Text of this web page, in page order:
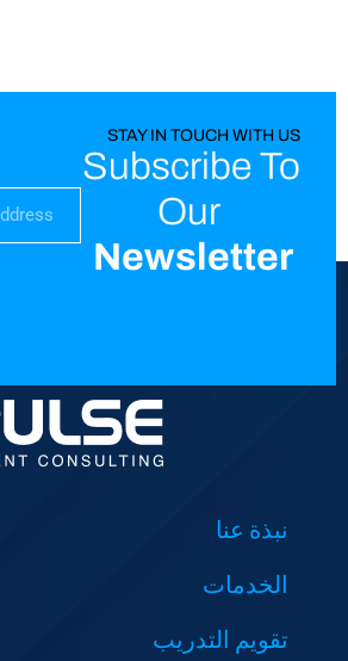
STAY IN TOUCH WITH US
Subscribe To
Our
Newsletter
نبذة عنا
الخدمات
تقويم التدريب